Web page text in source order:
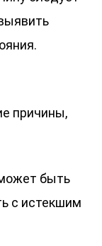
причины,
быть
с истекшим